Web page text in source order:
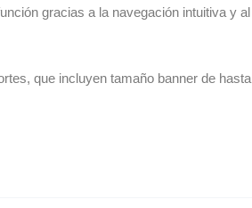
gracias a la navegación intuitiva y al
que incluyen tamaño banner de hasta